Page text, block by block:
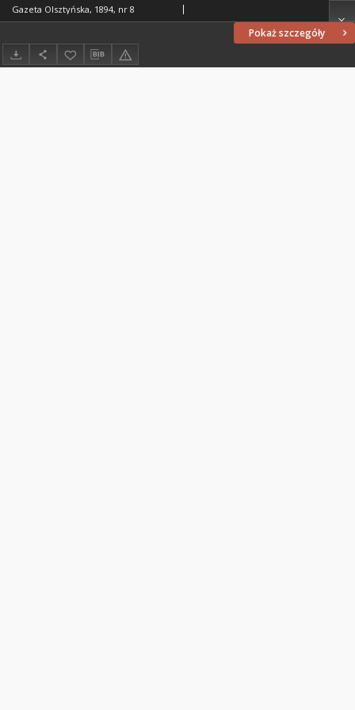
Pokaż szczegóły
Gazeta Olsztyńska, 1894, nr 8